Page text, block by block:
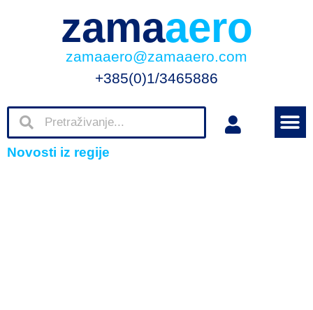
zamaaero
zamaaero@zamaaero.com
+385(0)1/3465886
Novosti iz regije